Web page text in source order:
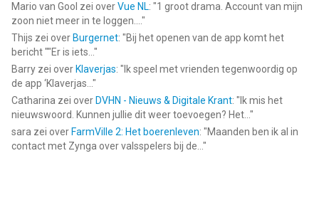
Mario van Gool zei overVue NL: "1 groot drama. Account van mijn
zoon niet meer in te loggen.... "
Thijs zei over Burgernet: "Bij het openen van de app komt het
bericht ""Er is iets... "
Barry zei over Klaverjas: " Ik speel met vrienden tegenwoordig op
de app ‘Klaverjas... "
Catharina zei over DVHN - Nieuws & Digitale Krant: " Ik mis het
nieuwswoord. Kunnen jullie dit weer toevoegen? Het... "
sara zei over FarmVille 2: Het boerenleven: "Maanden ben ik al in
contact met Zynga over valsspelers bij de... "